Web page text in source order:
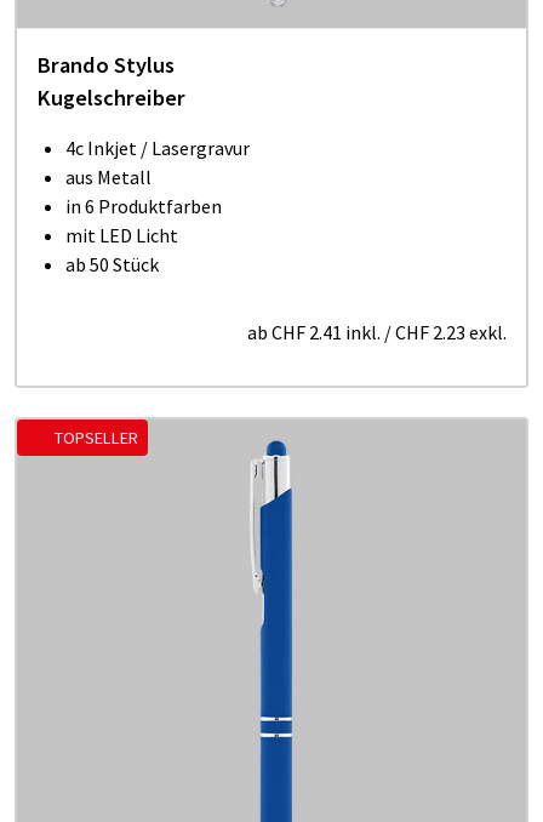
Brando Stylus
Kugelschreiber
4c Inkjet / Lasergravur
aus Metall
in 6 Produktfarben
mit LED Licht
ab 50 Stück
ab CHF 2.41 inkl. /CHF 2.23 exkl.
TOPSELLER